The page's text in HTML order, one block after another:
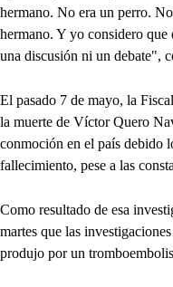
hermano. No era un perro.
hermano. Y yo considero
una discusión ni un debate",
El pasado 7 de mayo, la
la muerte de Víctor Quero
conmoción en el país debido
fallecimiento, pese a las
Como resultado de esa
martes que las
produjo por un